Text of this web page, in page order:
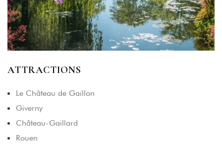
ATTRACTIONS
Le Château de Gaillon
Giverny
Château-Gaillard
Rouen